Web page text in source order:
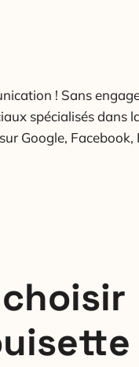
! Sans
spécialisés dans
Google,